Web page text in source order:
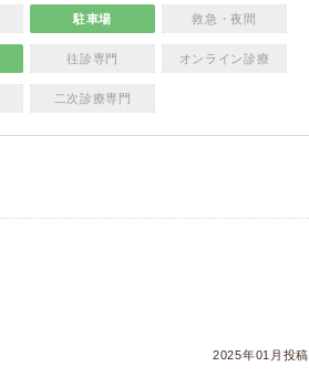
駐車場 救急・夜間
往診専門 オンライン診療
二次診療専門
2025年01月投稿